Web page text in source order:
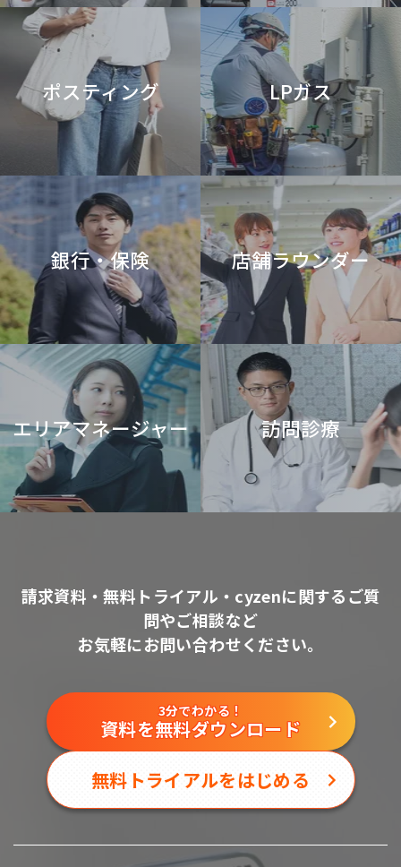
ポスティング LPガス
銀行・保険 店舗ラウンダー
エリアマネージャー 訪問診療
請求資料・無料トライアル・cyzenに関するご質
問やご相談など
お気軽にお問い合わせください。
3分でわかる！
資料を無料ダウンロード
無料トライアルをはじめる